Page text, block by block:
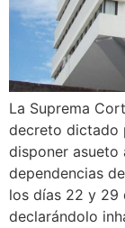
La Suprema
decreto dictado
disponer asueto
dependencias
los días 22 y 29
declarándolo